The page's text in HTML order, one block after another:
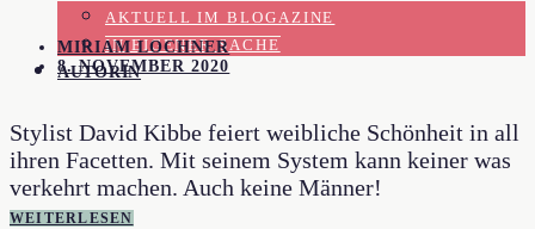
AKTUELL IM BLOGAZINE
IN EIGENER SACHE
AUTORIN
MIRIAM LOCHNER
8. NOVEMBER 2020
Stylist David Kibbe feiert weibliche Schönheit in all
ihren Facetten. Mit seinem System kann keiner was
verkehrt machen. Auch keine Männer!
WEITERLESEN